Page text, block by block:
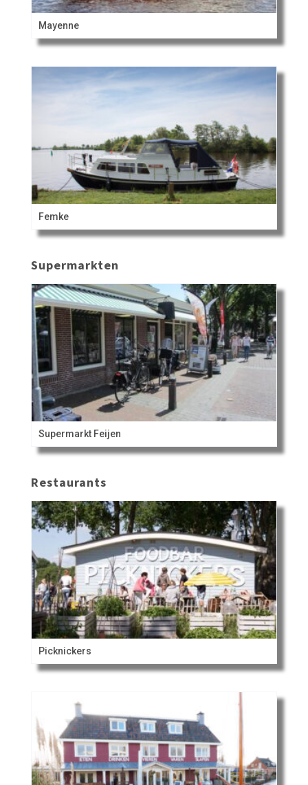
Mayenne
Femke
Supermarkten
Supermarkt Feijen
Restaurants
Picknickers